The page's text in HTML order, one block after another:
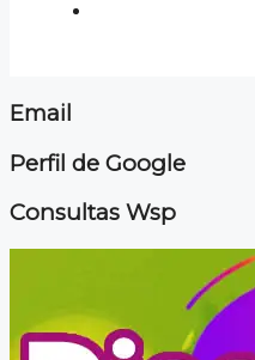
Email
Perfil de Google
Consultas Wsp